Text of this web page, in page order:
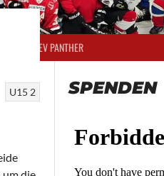
AEV PANTHER
U15 2 SPENDEN